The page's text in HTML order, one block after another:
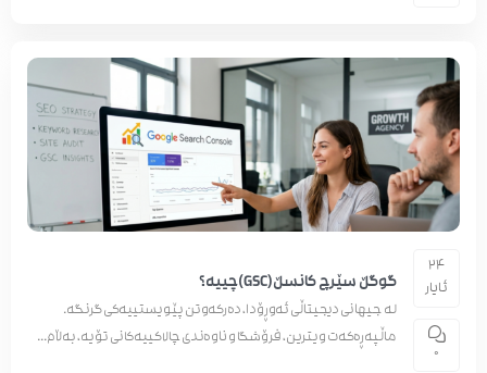
24
ئایار
0
گوگڵ سێرچ کانسڵ(GSC)چییە؟
لە جیهانی دیجیتاڵی ئەوڕۆدا، دەرکەوتن پێویستییەکی گرنگە.
ماڵپەڕەکەت ویترین، فرۆشگا و ناوەندی چالاکییەکانی تۆیە، بەڵام...